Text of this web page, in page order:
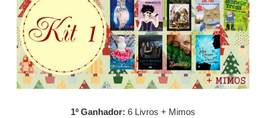
1º Ganhador: 6 Livros + Mimos